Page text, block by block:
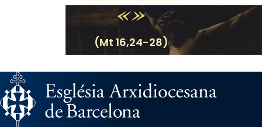
(Mt 16,24-28)